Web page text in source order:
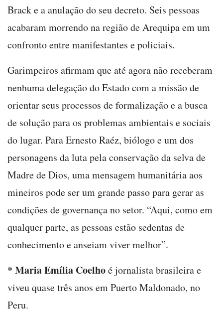
Brack e a anulação do seu decreto. Seis pessoas
acabaram morrendo na região de Arequipa em um
confronto entre manifestantes e policiais.
Garimpeiros afirmam que até agora não receberam
nenhuma delegação do Estado com a missão de
orientar seus processos de formalização e a busca
de solução para os problemas ambientais e sociais
do lugar. Para Ernesto Raéz, biólogo e um dos
personagens da luta pela conservação da selva de
Madre de Dios, uma mensagem humanitária aos
mineiros pode ser um grande passo para gerar as
condições de governança no setor. “Aqui, como em
qualquer parte, as pessoas estão sedentas de
conhecimento e anseiam viver melhor”.
* Maria Emília Coelhoé jornalista brasileira e
viveu quase três anos em Puerto Maldonado, no
Peru.